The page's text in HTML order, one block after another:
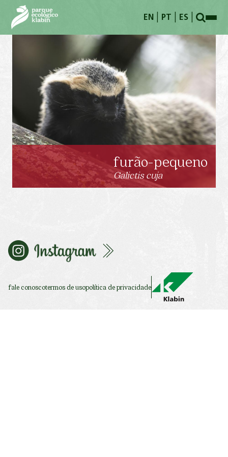
Pular para o Conteúdo principal
EN PT ES
furão-pequeno
Galictis cuja
fale conoscotermos de usopolítica de privacidade